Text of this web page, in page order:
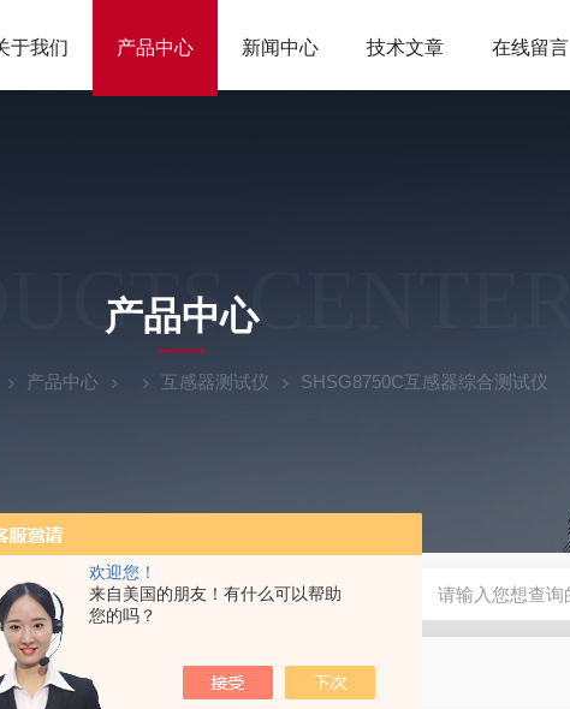
欢迎您！
来自美国的朋友！有什么可以帮助
您的吗？
于我们 产品中心 新闻中心 技术文章 在线留言
CENTER
产品中心
产品中心 互感器测试仪 SHSG8750C互感器综合测试仪